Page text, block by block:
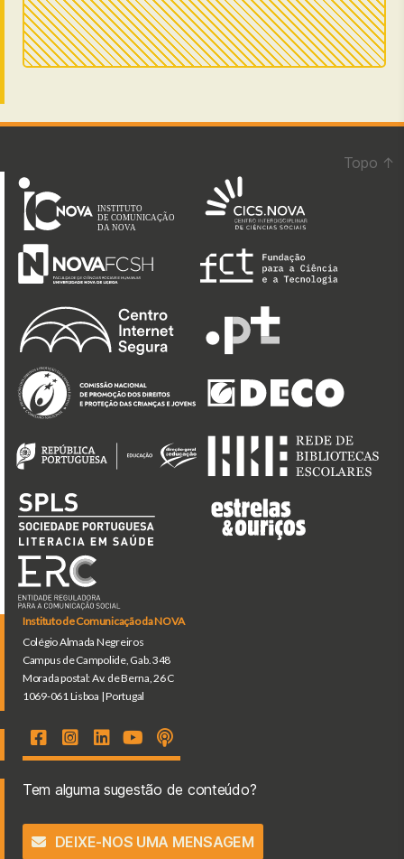
Topo ↑
Instituto de Comunicação da NOVA
Colégio Almada Negreiros
Campus de Campolide, Gab. 348
Morada postal: Av. de Berna, 26 C
1069-061 Lisboa | Portugal
Tem alguma sugestão de conteúdo?
DEIXE-NOS UMA MENSAGEM